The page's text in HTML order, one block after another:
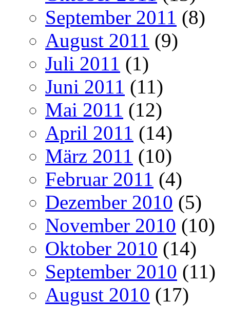
September 2011 (8)
August 2011 (9)
Juli 2011 (1)
Juni 2011 (11)
Mai 2011 (12)
April 2011 (14)
März 2011 (10)
Februar 2011 (4)
Dezember 2010 (5)
November 2010 (10)
Oktober 2010 (14)
September 2010 (11)
August 2010 (17)